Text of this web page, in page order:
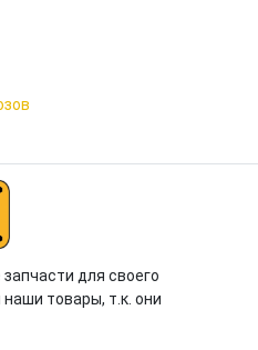
для своего
товары, т.к. они